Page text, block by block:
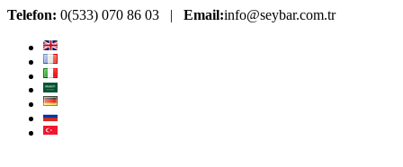
Telefon: 0(533) 070 86 03 | Email:info@seybar.com.tr